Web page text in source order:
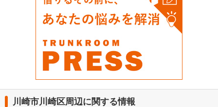
川崎市川崎区周辺に関する情報